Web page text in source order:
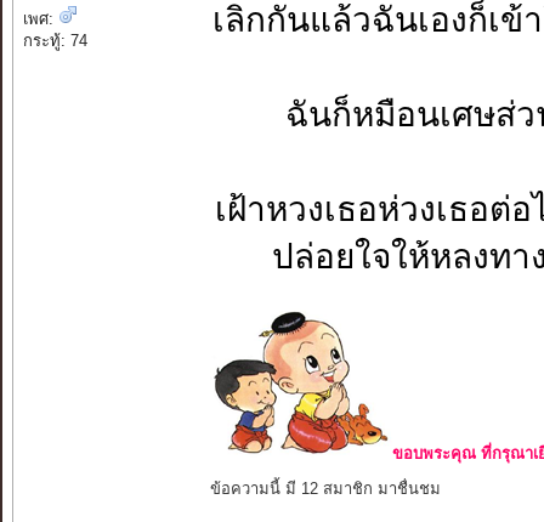
เพศ:
กระทู้: 74
เลิกกันแล้วฉั
ฉันก็หมือนเ
เฝ้าหวงเธอห่
ปล่อย
ขอบพระคุณ ที่กรุณาเ
ข้อความนี้ มี 12 สมาชิก มาชื่นชม